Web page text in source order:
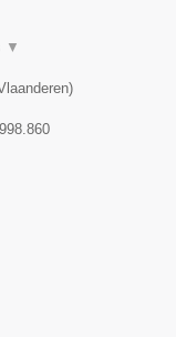
▼
)